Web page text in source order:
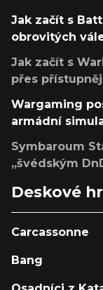
Jak začít s
obrovitých
Jak začít s
přes
Wargaming
armádní
Symbaroum
„švédským
Deskové
Carcassonne
Bang